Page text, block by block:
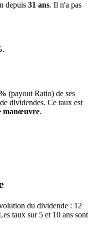
depuis 31 ans. Il n'a pas
.
(payout Ratio) de ses
dividendes. Ce taux est
manœuvre.
du dividende : 12
taux sur 5 et 10 ans sont